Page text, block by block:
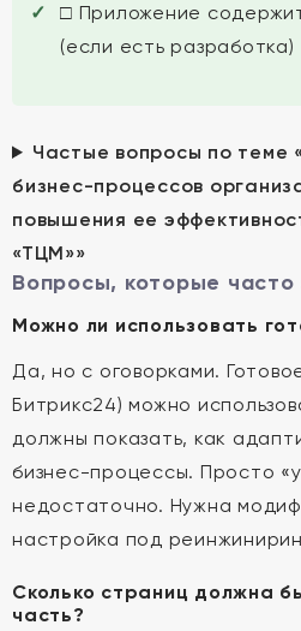
□ Приложение
(если есть разработка)
Частые вопросы по теме
бизнес-процессов
повышения ее
«ТЦМ»»
Вопросы, которые
Можно ли использовать
Да, но с оговорками.
Битрикс24) можно
должны показать, как
бизнес-процессы. Просто
недостаточно. Нужна
настройка под
Сколько страниц должна
часть?